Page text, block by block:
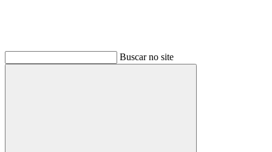
Buscar no site